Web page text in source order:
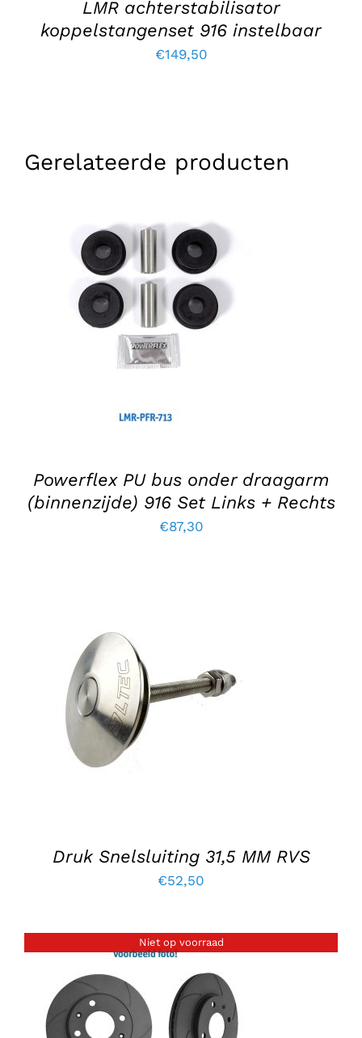
LMR achterstabilisator
koppelstangenset 916 instelbaar
€149,50
Gerelateerde producten
TOEVOEGEN AAN WINKELWAGEN
/
DETAILS
Powerflex PU bus onder draagarm
(binnenzijde) 916 Set Links + Rechts
€87,30
TOEVOEGEN AAN WINKELWAGEN
/
DETAILS
Druk Snelsluiting 31,5 MM RVS
€52,50
Niet op voorraad